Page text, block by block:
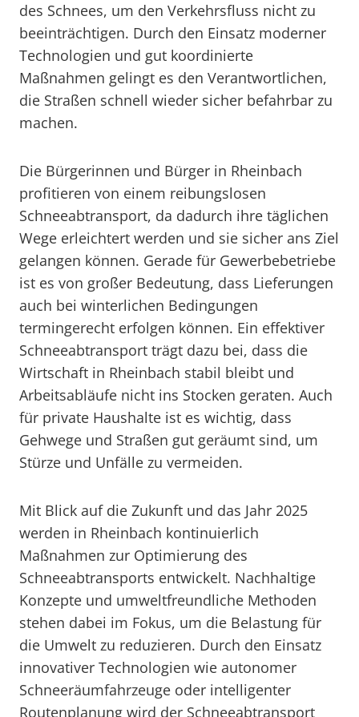
des Schnees, um den Verkehrsfluss nicht zu
beeinträchtigen. Durch den Einsatz moderner
Technologien und gut koordinierte
Maßnahmen gelingt es den Verantwortlichen,
die Straßen schnell wieder sicher befahrbar zu
machen.
Die Bürgerinnen und Bürger in Rheinbach
profitieren von einem reibungslosen
Schneeabtransport, da dadurch ihre täglichen
Wege erleichtert werden und sie sicher ans Ziel
gelangen können. Gerade für Gewerbebetriebe
ist es von großer Bedeutung, dass Lieferungen
auch bei winterlichen Bedingungen
termingerecht erfolgen können. Ein effektiver
Schneeabtransport trägt dazu bei, dass die
Wirtschaft in Rheinbach stabil bleibt und
Arbeitsabläufe nicht ins Stocken geraten. Auch
für private Haushalte ist es wichtig, dass
Gehwege und Straßen gut geräumt sind, um
Stürze und Unfälle zu vermeiden.
Mit Blick auf die Zukunft und das Jahr 2025
werden in Rheinbach kontinuierlich
Maßnahmen zur Optimierung des
Schneeabtransports entwickelt. Nachhaltige
Konzepte und umweltfreundliche Methoden
stehen dabei im Fokus, um die Belastung für
die Umwelt zu reduzieren. Durch den Einsatz
innovativer Technologien wie autonomer
Schneeräumfahrzeuge oder intelligenter
Routenplanung wird der Schneeabtransport